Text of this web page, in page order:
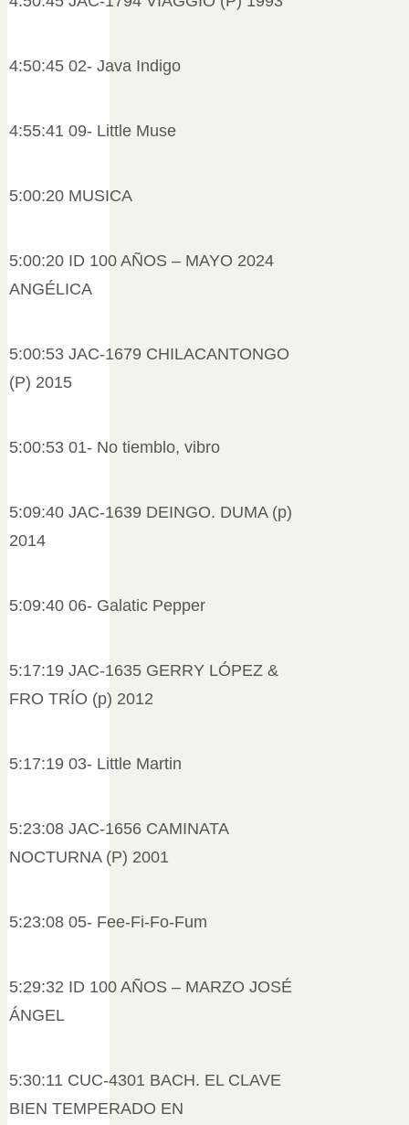
4:50:45 02- Java Indigo
4:55:41 09- Little Muse
5:00:20 MUSICA
5:00:20 ID 100 AÑOS – MAYO 2024
ANGÉLICA
5:00:53 JAC-1679 CHILACANTONGO
(P) 2015
5:00:53 01- No tiemblo, vibro
5:09:40 JAC-1639 DEINGO. DUMA (p)
2014
5:09:40 06- Galatic Pepper
5:17:19 JAC-1635 GERRY LÓPEZ &
FRO TRÍO (p) 2012
5:17:19 03- Little Martin
5:23:08 JAC-1656 CAMINATA
NOCTURNA (P) 2001
5:23:08 05- Fee-Fi-Fo-Fum
5:29:32 ID 100 AÑOS – MARZO JOSÉ
ÁNGEL
5:30:11 CUC-4301 BACH. EL CLAVE
BIEN TEMPERADO EN